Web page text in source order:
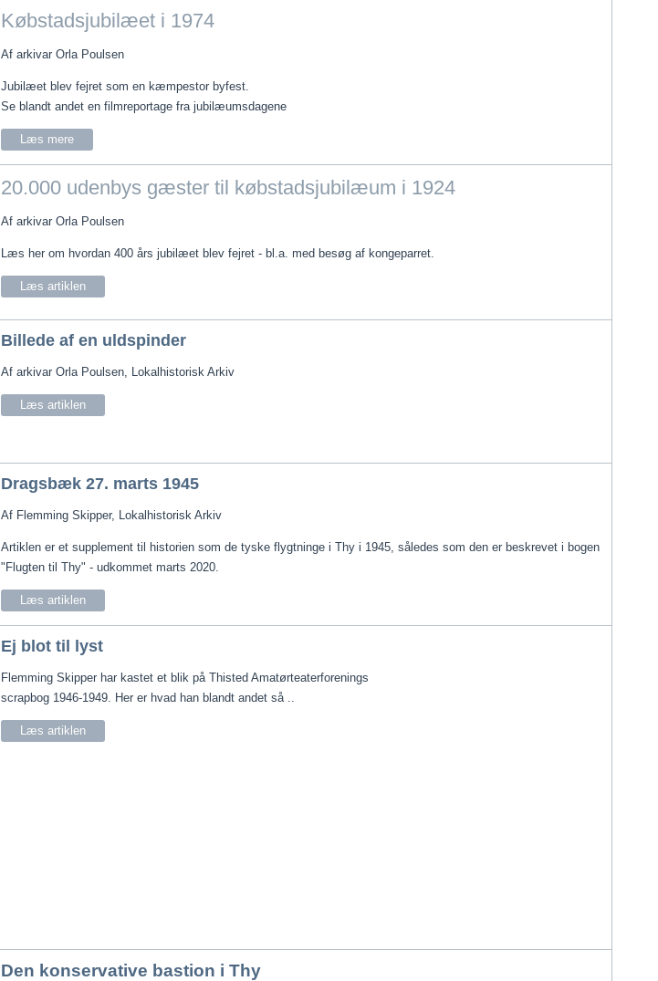
Købstadsjubilæet i 1974
Af arkivar Orla Poulsen
Jubilæet blev fejret som en kæmpestor byfest.
Se blandt andet en filmreportage fra jubilæumsdagene
Læs mere
20.000 udenbys gæster til købstadsjubilæum i 1924
Af arkivar Orla Poulsen
Læs her om hvordan 400 års jubilæet blev fejret - bl.a. med besøg af kongeparret.
Læs artiklen
Billede af en uldspinder
Af arkivar Orla Poulsen, Lokalhistorisk Arkiv
Læs artiklen
Dragsbæk 27. marts 1945
Af Flemming Skipper, Lokalhistorisk Arkiv
Artiklen er et supplement til historien som de tyske flygtninge i Thy i 1945, således som den er beskrevet i bogen
"Flugten til Thy" - udkommet marts 2020.
Læs artiklen
Ej blot til lyst
Flemming Skipper har kastet et blik på Thisted Amatørteaterforenings
scrapbog 1946-1949. Her er hvad han blandt andet så ..
Læs artiklen
Den konservative bastion i Thy